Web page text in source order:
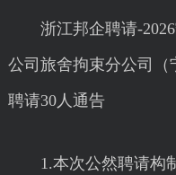
浙江邦企聘请-2026
公司旅舍拘束分公司（
聘请30人通告
1.本次公然聘请构制